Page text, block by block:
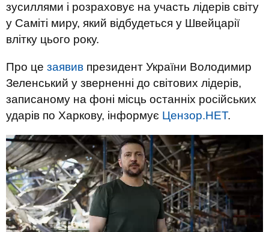
зусиллями і розраховує на участь лідерів світу
у Саміті миру, який відбудеться у Швейцарії
влітку цього року.
Про це заявив президент України Володимир
Зеленський у зверненні до світових лідерів,
записаному на фоні місць останніх російських
ударів по Харкову, інформує Цензор.НЕТ.